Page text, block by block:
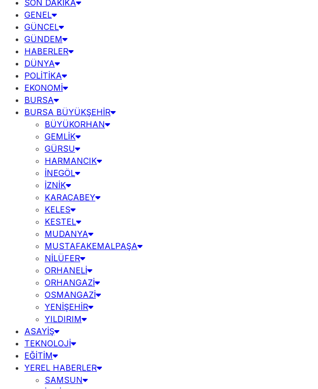
SON DAKİKA
GENEL
GÜNCEL
GÜNDEM
HABERLER
DÜNYA
POLİTİKA
EKONOMİ
BURSA
BURSA BÜYÜKŞEHİR
BÜYÜKORHAN
GEMLİK
GÜRSU
HARMANCIK
İNEGÖL
İZNİK
KARACABEY
KELES
KESTEL
MUDANYA
MUSTAFAKEMALPAŞA
NİLÜFER
ORHANELİ
ORHANGAZİ
OSMANGAZİ
YENİŞEHİR
YILDIRIM
ASAYİŞ
TEKNOLOJİ
EĞİTİM
YEREL HABERLER
SAMSUN